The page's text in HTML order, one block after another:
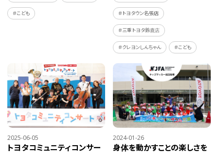
＃こども ＃トヨタウン名張店
＃三重トヨタ鈴鹿店
＃クレヨンしんちゃん ＃こども
2025-06-05
トヨタコミュニティコンサー
2024-01-26
身体を動かすことの楽しさを